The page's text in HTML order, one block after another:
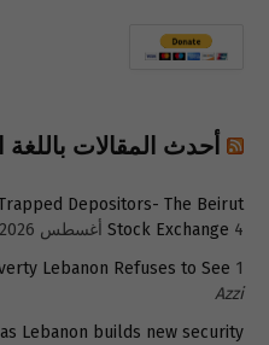
أحدث المقالات باللغة
Depositors- The Beirut
Stock Exchange 4 أغسطس 2026
Lebanon Refuses to See 1 أغسطس 2026
Azzi
Lebanon builds new security